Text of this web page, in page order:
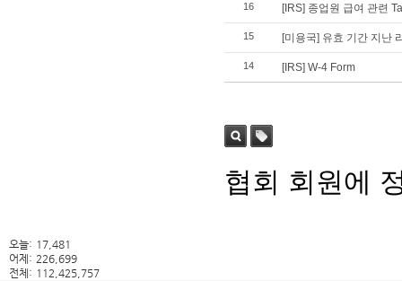
16 [IRS] 종업원 급여 관련
15 [미용국] 유효 기간 지난
14 [IRS] W-4 Form
협회 회원에
오늘: 17,481
어제: 226,699
전체: 112,425,757